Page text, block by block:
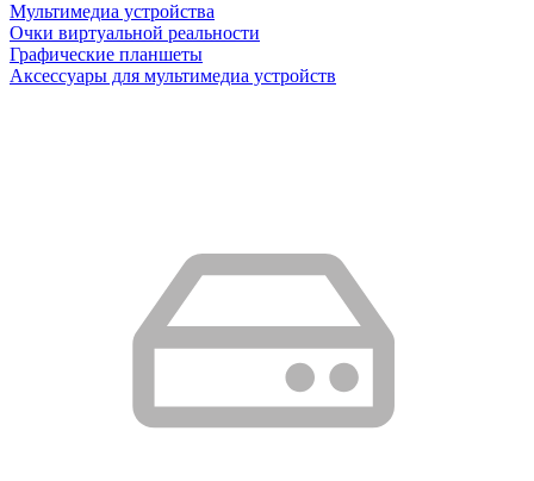
Мультимедиа устройства
Очки виртуальной реальности
Графические планшеты
Аксессуары для мультимедиа устройств